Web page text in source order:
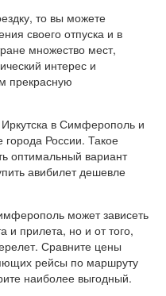
то вы можете
своего отпуска и в
множество мест,
интерес и
прекрасную
в Симферополь и
города России. Такое
оптимальный вариант
авибилет дешевле
может зависеть
и прилета, но и от того,
Сравните цены
рейсы по маршруту
наиболее выгодный.